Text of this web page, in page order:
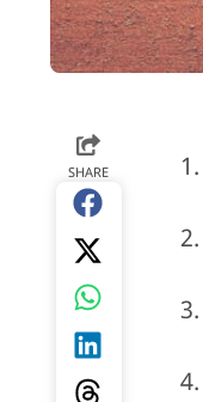
SHARE